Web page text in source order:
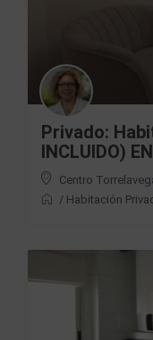
Privado:
INCLUIDO)
Centro
/ Habitación